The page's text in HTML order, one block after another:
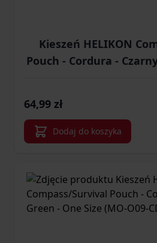
Kieszeń HELIKON
Pouch - Cordura -
64,99 zł
Dodaj do koszyka